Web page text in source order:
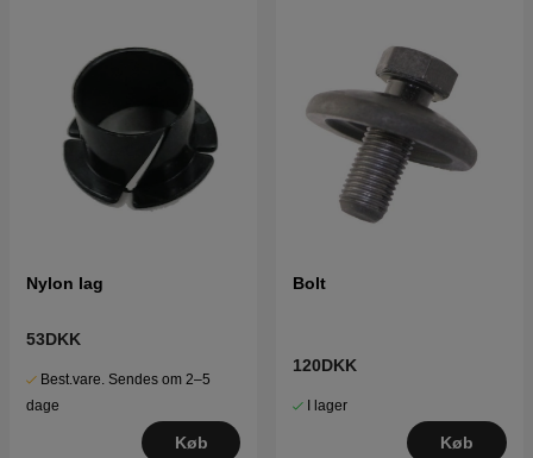
Nylon lag
53DKK
Best.vare. Sendes om 2–5
dage
Køb
Bolt
120DKK
I lager
Køb